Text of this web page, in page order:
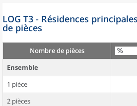
LOG T3 - Résidences
de pièces
Nombre de pièces
Ensemble
1 pièce
2 pièces